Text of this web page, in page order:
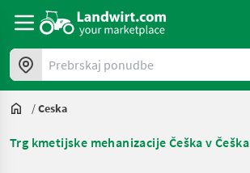
Prebrskaj ponudbe
/Ceska
Trg kmetijske mehanizacije Češka v Češka